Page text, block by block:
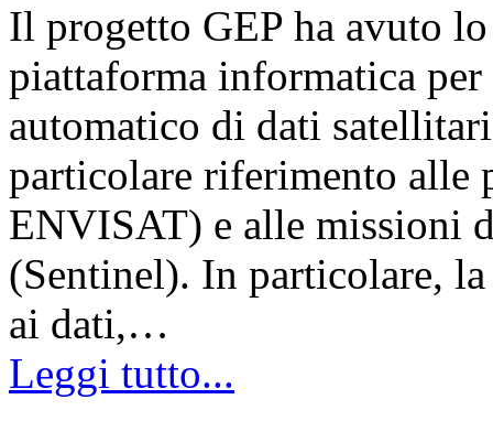
Il progetto GEP ha avuto
piattaforma informatica
automatico di dati
particolare riferimento alle
ENVISAT) e alle missioni
(Sentinel). In particolare,
ai dati,…
Leggi tutto...